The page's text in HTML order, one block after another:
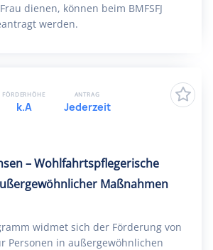
dienen, können beim BMFSFJ
werden.
– Wohlfahrtspflegerische
Maßnahmen
widmet sich der Förderung von
Personen in außergewöhnlichen
FÖRDERHÖHE
k.A
ANTRAG
Jederzeit